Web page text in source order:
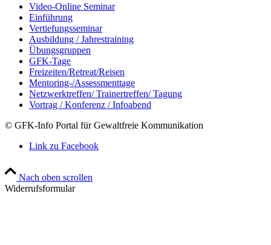
Video-Online Seminar
Einführung
Vertiefungsseminar
Ausbildung / Jahrestraining
Übungsgruppen
GFK-Tage
Freizeiten/Retreat/Reisen
Mentoring-/Assessmenttage
Netzwerktreffen/ Trainertreffen/ Tagung
Vortrag / Konferenz / Infoabend
© GFK-Info Portal für Gewaltfreie Kommunikation
Link zu Facebook
Nach oben scrollen
Widerrufsformular